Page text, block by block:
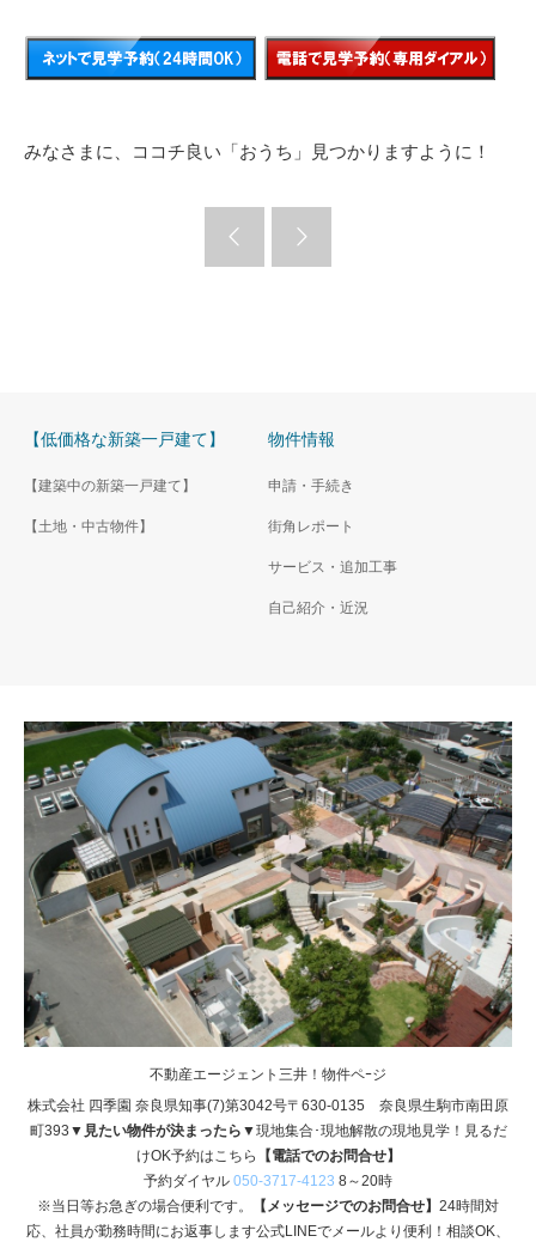
みなさまに、ココチ良い「おうち」見つかりますように！
【低価格な新築一戸建て】
【建築中の新築一戸建て】
【土地・中古物件】
物件情報
申請・手続き
街角レポート
サービス・追加工事
自己紹介・近況
不動産エージェント三井！物件ペｰジ
株式会社 四季園 奈良県知事(7)第3042号〒630-0135 奈良県生駒市南田原
町393 ▼見たい物件が決まったら▼現地集合･現地解散の現地見学！見るだ
けOK予約はこちら
【電話でのお問合せ】
予約ダイヤル 050-3717-4123 8～20時
※当日等お急ぎの場合便利です。
【メッセージでのお問合せ】 24時間対
応、社員が勤務時間にお返事します公式LINEでメールより便利！相談OK、